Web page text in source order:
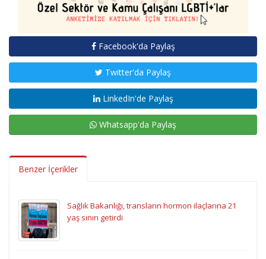
Facebook'da Paylaş
Twitter'da Paylaş
LinkedIn'de Paylaş
Whatsapp'da Paylaş
Benzer İçerikler
Sağlık Bakanlığı, transların hormon ilaçlarına 21
yaş sınırı getirdi